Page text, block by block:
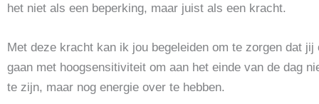
het niet als een beperking, maar juist als een kracht.
Met deze kracht kan ik jou begeleiden om te zorgen dat jij
gaan met hoogsensitiviteit om aan het einde van de dag
te zijn, maar nog energie over te hebben.